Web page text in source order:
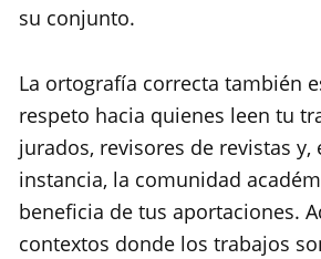
su conjunto.
La ortografía correcta también
respeto hacia quienes leen tu
jurados, revisores de revistas y,
instancia, la comunidad
beneficia de tus aportaciones.
contextos donde los trabajos